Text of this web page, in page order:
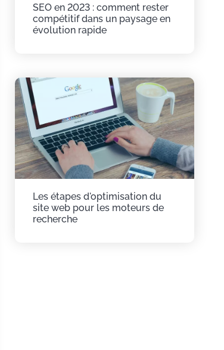
SEO en 2023 : comment rester
compétitif dans un paysage en
évolution rapide
Les étapes d'optimisation du
site web pour les moteurs de
recherche